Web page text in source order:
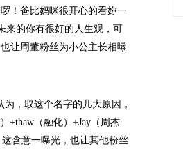
！爸比妈咪很开心的看妳一
来的你有很好的人生观，可
让周董粉丝为小公主长相曝
，取这个名字的几大原因，
+thaw（融化）+Jay（周杰
这含意一曝光，也让其他粉丝